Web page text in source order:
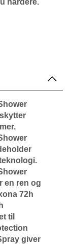
hårdere.
en ren og
72h
til
giver